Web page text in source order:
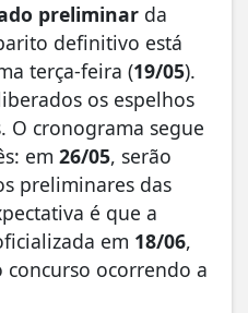
preliminar da
definitivo está
terça-feira (19/05).
os espelhos
O cronograma segue
em 26/05, serão
preliminares das
é que a
em 18/06,
ocorrendo a